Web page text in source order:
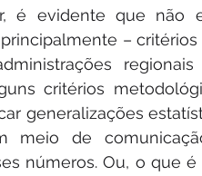
é evidente que não
–
critérios
generalizações
meio de
números. Ou, o que